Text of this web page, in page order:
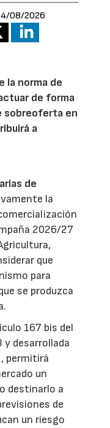
08/2026
la norma de
de forma
sobreoferta en
a
de
la
2026/27
que
para
se produzca
167 bis del
y desarrollada
permitirá
un
destinarlo a
de
un riesgo